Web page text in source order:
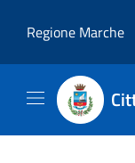
Regione Marche